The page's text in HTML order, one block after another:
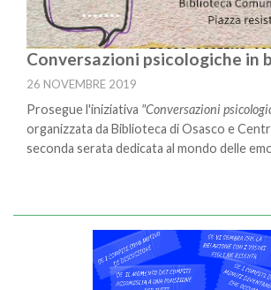
Conversazioni psicologiche in
26 NOVEMBRE 2019
Prosegue l'iniziativa "Conversazioni
organizzata da Biblioteca di Osasco e
seconda serata dedicata al mondo delle